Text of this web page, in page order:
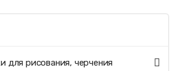
для рисования, черчения